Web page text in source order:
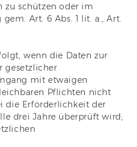
zu schützen oder im
Art. 6 Abs. 1 lit. a., Art.
wenn die Daten zur
gesetzlicher
mit etwaigen
Pflichten nicht
die Erforderlichkeit der
drei Jahre überprüft wird;